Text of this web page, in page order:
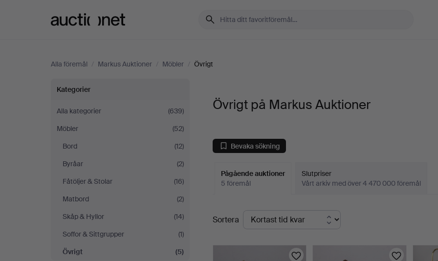
Alla föremål / Markus Auktioner / Möbler / Övrigt
Övrigt
på
Markus
Auktioner
Kategorier
Alla kategorier
(639)
Möbler
(52)
Bord
(12)
Byråar
(2)
Fåtöljer & Stolar
(16)
Matbord
(2)
Skåp & Hyllor
(14)
Soffor & Sittgrupper
(1)
Övrigt
(5)
Övrigt på Markus Auktioner
Bevaka sökning
Pågående auktioner
5 föremål
Slutpriser
Vårt arkiv med över 4 470 000 föremål
Pågående
auktioner
Sortera